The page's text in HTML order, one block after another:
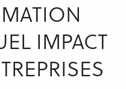
IMPACT
Manchester
Casablanca
Berlin